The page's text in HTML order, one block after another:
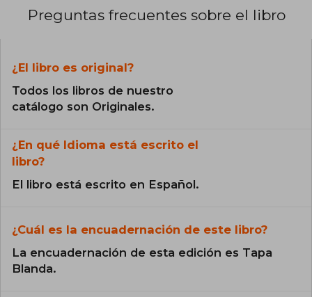
Preguntas frecuentes sobre el libro
¿El libro es original?
Todos los libros de nuestro
catálogo son Originales.
¿En qué Idioma está escrito el
libro?
El libro está escrito en Español.
¿Cuál es la encuadernación de este libro?
La encuadernación de esta edición es Tapa
Blanda.